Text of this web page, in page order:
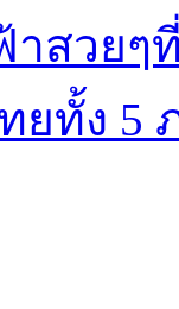
าสวย
ยทั้ง 5